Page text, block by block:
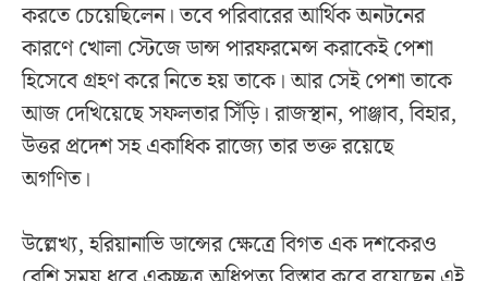
করতে চেয়েছিলেন। তবে পরিবারের আর্থিক অনটনের
কারণে খোলা স্টেজে ডান্স পারফরমেন্স করাকেই পেশা
হিসেবে গ্রহণ করে নিতে হয় তাকে। আর সেই পেশা তাকে
আজ দেখিয়েছে সফলতার সিঁড়ি। রাজস্থান, পাঞ্জাব, বিহার,
উত্তর প্রদেশ সহ একাধিক রাজ্যে তার ভক্ত রয়েছে
অগণিত।
উল্লেখ্য, হরিয়ানাভি ডান্সের ক্ষেত্রে বিগত এক দশকেরও